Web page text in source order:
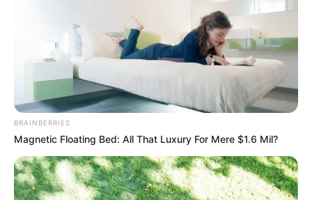
BRAINBERRIES
Magnetic Floating Bed: All That Luxury For Mere $1.6 Mil?